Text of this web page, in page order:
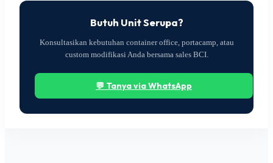
Butuh Unit Serupa?
Konsultasikan kebutuhan container office, portacamp, atau
custom modifikasi Anda bersama sales BCI.
💬 Tanya via WhatsApp